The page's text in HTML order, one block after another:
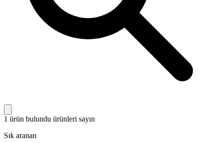
1 ürün bulundu ürünleri sayın
Sık aranan